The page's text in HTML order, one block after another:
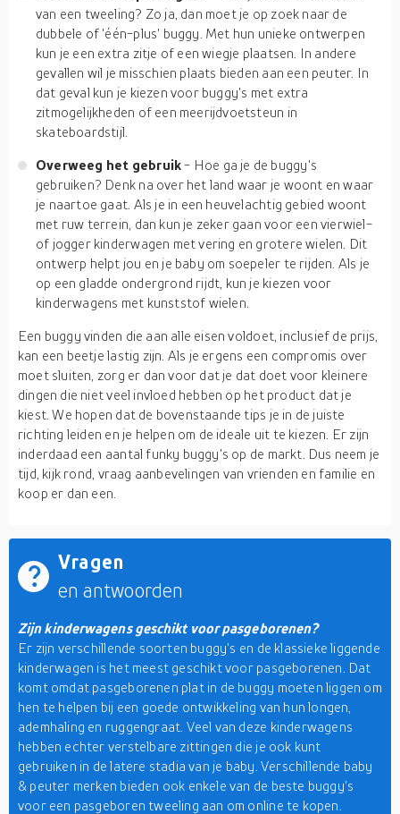
van een tweeling? Zo ja, dan moet je op zoek naar de
dubbele of 'één-plus' buggy. Met hun unieke ontwerpen
kun je een extra zitje of een wiegje plaatsen. In andere
gevallen wil je misschien plaats bieden aan een peuter. In
dat geval kun je kiezen voor buggy's met extra
zitmogelijkheden of een meerijdvoetsteun in
skateboardstijl.
Overweeg het gebruik- Hoe ga je de buggy's
gebruiken? Denk na over het land waar je woont en waar
je naartoe gaat. Als je in een heuvelachtig gebied woont
met ruw terrein, dan kun je zeker gaan voor een vierwiel-
of jogger kinderwagen met vering en grotere wielen. Dit
ontwerp helpt jou en je baby om soepeler te rijden. Als je
op een gladde ondergrond rijdt, kun je kiezen voor
kinderwagens met kunststof wielen.
Een buggy vinden die aan alle eisen voldoet, inclusief de prijs,
kan een beetje lastig zijn. Als je ergens een compromis over
moet sluiten, zorg er dan voor dat je dat doet voor kleinere
dingen die niet veel invloed hebben op het product dat je
kiest. We hopen dat de bovenstaande tips je in de juiste
richting leiden en je helpen om de ideale uit te kiezen. Er zijn
inderdaad een aantal funky buggy's op de markt. Dus neem je
tijd, kijk rond, vraag aanbevelingen van vrienden en familie en
koop er dan een.
Vragen
en antwoorden
Zijn kinderwagens geschikt voor pasgeborenen?
Er zijn verschillende soorten buggy's en de klassieke liggende
kinderwagen is het meest geschikt voor pasgeborenen. Dat
komt omdat pasgeborenen plat in de buggy moeten liggen om
hen te helpen bij een goede ontwikkeling van hun longen,
ademhaling en ruggengraat. Veel van deze kinderwagens
hebben echter verstelbare zittingen die je ook kunt
gebruiken in de latere stadia van je baby. Verschillende baby
& peuter merken bieden ook enkele van de beste buggy's
voor een pasgeboren tweeling aan om online te kopen.